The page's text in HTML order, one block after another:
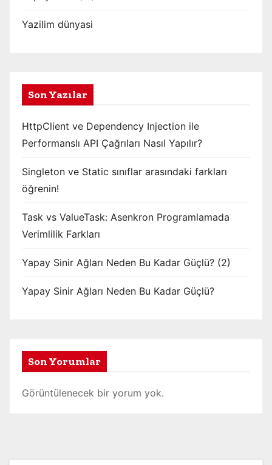
Yazilim dünyasi
Son Yazılar
HttpClient ve Dependency Injection ile
Performanslı API Çağrıları Nasıl Yapılır?
Singleton ve Static sınıflar arasındaki farkları
öğrenin!
Task vs ValueTask: Asenkron Programlamada
Verimlilik Farkları
Yapay Sinir Ağları Neden Bu Kadar Güçlü? (2)
Yapay Sinir Ağları Neden Bu Kadar Güçlü?
Son Yorumlar
Görüntülenecek bir yorum yok.